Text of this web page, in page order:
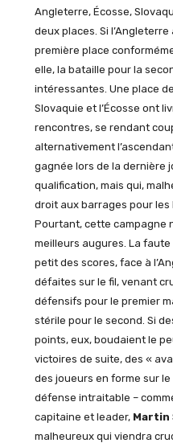
Angleterre, Écosse,
deux places. Si
première place
elle, la bataille pour la
intéressantes. Une place
Slovaquie et l’Écosse ont
rencontres, se rendant
alternativement
gagnée lors de la dernière
qualification, mais qui,
droit aux barrages pour les
Pourtant, cette campagne
meilleurs augures. La
petit des scores, face à
défaites sur le fil, venant
défensifs pour le premier
stérile pour le second. Si
points, eux, boudaient le
victoires de suite, des «
des joueurs en forme sur
défense intraitable –
capitaine et leader, Martin
malheureux qui viendra